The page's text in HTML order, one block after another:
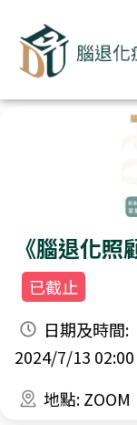
《腦退化
已截止
日期及時間:
2024/7/13
地點: ZOOM